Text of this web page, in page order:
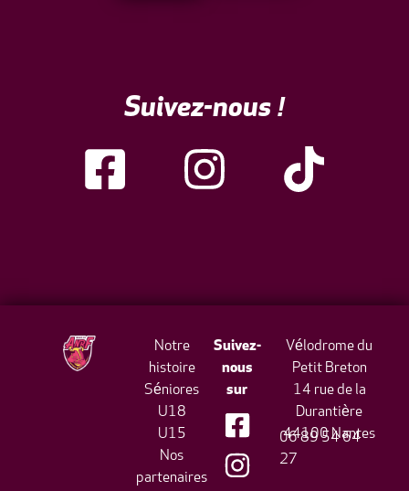
Suivez-nous !
Notre
histoire
Séniores
U18
U15
Nos
partenaires
Suivez-
nous
sur
Vélodrome du
Petit Breton
14 rue de la
Durantière
44100 Nantes
06 89 54 64
27